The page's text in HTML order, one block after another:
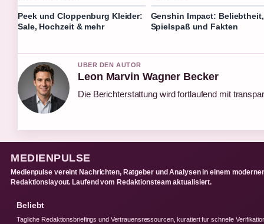
Peek und Cloppenburg Kleider:
Sale, Hochzeit & mehr
Genshin Impact: Beliebtheit,
Spielspaß und Fakten
UBER DEN AUTOR
Leon Marvin Wagner Becker
Die Berichterstattung wird fortlaufend mit
MEDIENPULSE
Medienpulse vereint Nachrichten, Ratgeber und Analysen in einem
Redaktionslayout. Laufend vom Redaktionsteam aktualisiert.
Beliebt
Tagliche Redaktionsbriefings und Vertrauensressourcen, kuratiert fur schnelle